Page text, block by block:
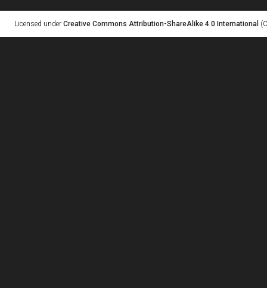
Licensed under Creative Commons Attribution-ShareAlike 4.0 International